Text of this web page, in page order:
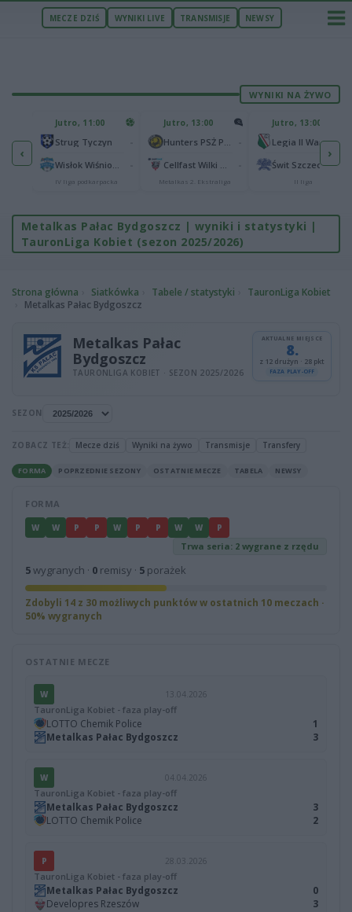
MECZE DZIŚ WYNIKI LIVE TRANSMISJE NEWSY
WYNIKI NA ŻYWO
‹
Podbeskidzie Bielsko-Biała2
2
Jutro, 11:00
Strug Tyczyn
IV liga podkarpacka
Jutro, 13:00
Metalkas 2. Ekstraliga
Jutro, 13:00
Legia II Warszawa
Świt Szczecin
II liga
›
Metalkas Pałac Bydgoszcz | wyniki i statystyki |
TauronLiga Kobiet (sezon 2025/2026)
Strona główna Siatkówka Tabele / statystyki
TauronLiga Kobiet
Metalkas Pałac Bydgoszcz
Metalkas Pałac
Bydgoszcz
TAURONLIGA KOBIET · SEZON 2025/2026
AKTUALNE MIEJSCE
8.
z 12 drużyn · 28 pkt
FAZA PLAY-OFF
SEZON
ZOBACZ TEŻ: Mecze dziś Wyniki na żywo Transmisje Transfery
FORMA POPRZEDNIE SEZONY OSTATNIE MECZE TABELA NEWSY
FORMA
W W P P W P P W W P
Trwa seria: 2 wygrane z rzędu
5wygranych · 0 remisy · 5 porażek
Zdobyli 14 z 30 możliwych punktów w ostatnich 10 meczach ·
50% wygranych
OSTATNIE MECZE
W 13.04.2026
TauronLiga Kobiet - faza play-off
LOTTO Chemik Police
1
Metalkas Pałac Bydgoszcz
3
W 04.04.2026
TauronLiga Kobiet - faza play-off
Metalkas Pałac Bydgoszcz
3
LOTTO Chemik Police
2
P 28.03.2026
TauronLiga Kobiet - faza play-off
Metalkas Pałac Bydgoszcz
0
Developres Rzeszów
3